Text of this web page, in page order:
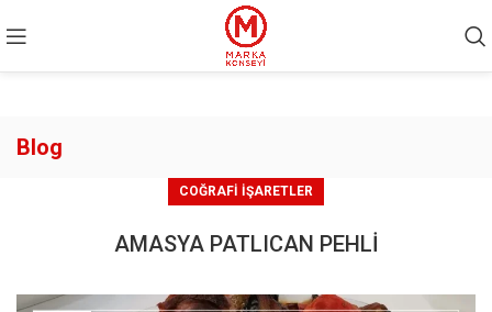
Blog
COĞRAFI İŞARETLER
AMASYA PATLICAN PEHLİ